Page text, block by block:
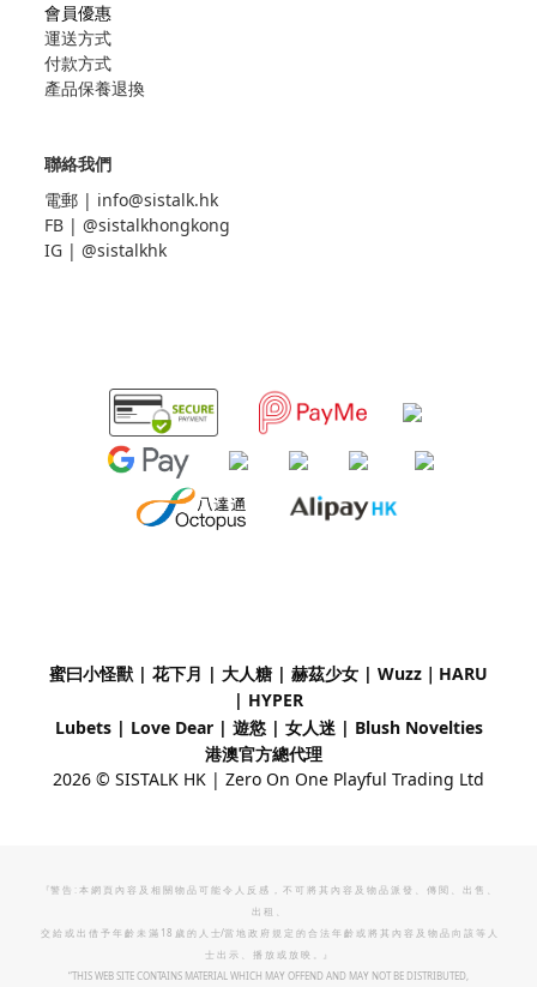
會員優惠
運送方式
付款方式
產品保養退換
聯絡我們
電郵 | info@sistalk.hk
FB | @sistalkhongkong
IG | @sistalkhk
蜜曰小怪獸 | 花下月 | 大人糖 | 赫茲少女 | Wuzz｜ HARU
| HYPER
Lubets | Love Dear | 遊慾 | 女人迷 | Blush Novelties
港澳官方總代理
2026 © SISTALK HK | Zero On One Playful Trading Ltd
『警 告 : 本 網 頁 內 容 及 相 關 物 品 可 能 令 人 反 感 ， 不 可 將 其 內 容 及 物 品 派 發 、 傳 閱 、 出 售 、
出 租 、
交 給 或 出 借 予 年 齡 未 滿 18 歲 的 人 士/當 地 政 府 規 定 的 合 法 年 齡 或 將 其 內 容 及 物 品 向 該 等 人
士 出 示 、 播 放 或 放 映 。』
“THIS WEB SITE CONTAINS MATERIAL WHICH MAY OFFEND AND MAY NOT BE DISTRIBUTED,